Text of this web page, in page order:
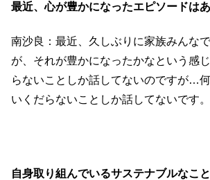
最近、心が豊かになったエピソードは
南沙良：最近、久しぶりに家族みんな
が、それが豊かになったかなという感
らないことしか話してないのですが…
いくだらないことしか話してないです。
自身取り組んでいるサステナブルなこ